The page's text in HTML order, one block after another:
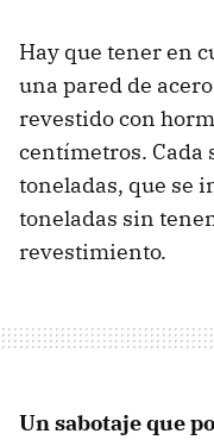
Hay que tener en
una pared de
revestido con
centímetros. Cada
toneladas, que se
toneladas sin
revestimiento.
Un sabotaje que